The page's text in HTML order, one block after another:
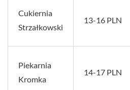
Cukiernia
Strzałkowski
13-16 PLN
Piekarnia
Kromka
14-17 PLN